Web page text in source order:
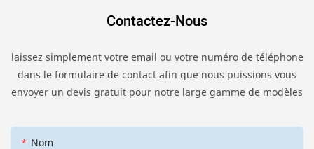
Contactez-Nous
laissez simplement votre email ou votre numéro de téléphone
dans le formulaire de contact afin que nous puissions vous
envoyer un devis gratuit pour notre large gamme de modèles
Nom